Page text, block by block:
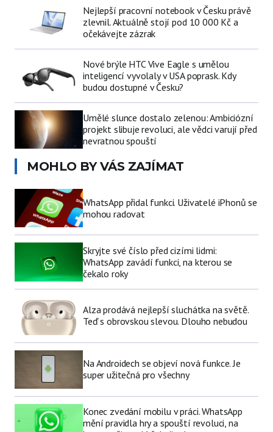
Nejlepší pracovní notebook v Česku právě
zlevnil. Aktuálně stojí pod 10 000 Kč a
očekávejte zázrak
Nové brýle HTC Vive Eagle s umělou
inteligencí vyvolaly v USA poprask. Kdy
budou dostupné v Česku?
Umělé slunce dostalo zelenou: Ambiciózní
projekt slibuje revoluci, ale vědci varují před
nevratnou spouští
MOHLO BY VÁS ZAJÍMAT
WhatsApp přidal funkci. Uživatelé iPhonů se
mohou radovat
Skryjte své číslo před cizími lidmi:
WhatsApp zavádí funkci, na kterou se
čekalo roky
Alza prodává nejlepší sluchátka na světě.
Teď s obrovskou slevou. Dlouho nebudou
Na Androidech se objeví nová funkce. Je
super užitečná pro všechny
Konec zvedání mobilu v práci. WhatsApp
mění pravidla hry a spouští revoluci, na